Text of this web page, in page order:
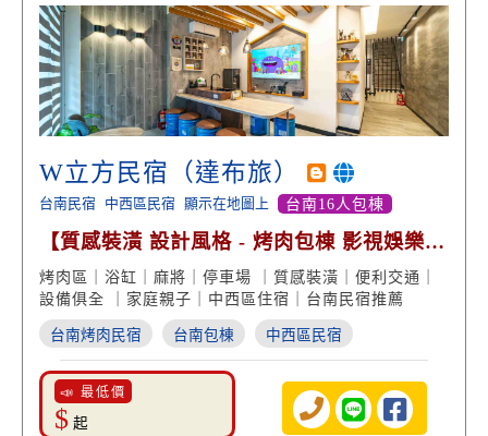
W立方民宿（達布旅）
台南民宿 中西區民宿 顯示在地圖上 台南16人包棟
【質感裝潢 設計風格 - 烤肉包棟 影視娛樂
專屬停車位】
烤肉區｜浴缸｜麻將｜停車場 ｜質感裝潢｜便利交通｜
設備俱全 ｜家庭親子｜中西區住宿｜台南民宿推薦
台南烤肉民宿 台南包棟 中西區民宿
📣 最低價
$ 起